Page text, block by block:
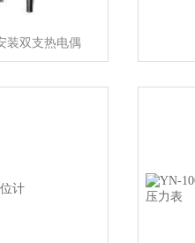
装双支热电偶